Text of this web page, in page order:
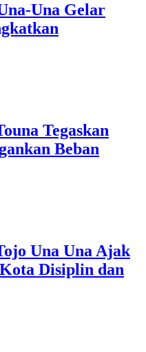
Una Gelar
Tegaskan
Beban
Una Una Ajak
Disiplin dan